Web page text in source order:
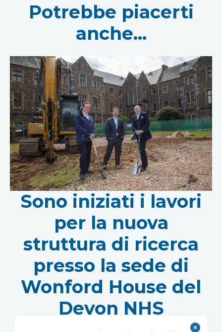
Potrebbe piacerti
anche...
Sono iniziati i lavori
per la nuova
struttura di ricerca
presso la sede di
Wonford House del
Devon NHS